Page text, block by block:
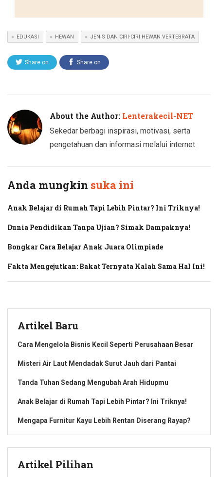
EDUKASI HEWAN JENIS DAN CIRI-CIRI HEWAN VERTEBRATA
Share on Share on
About the Author: Lenterakecil-NET
Sekedar berbagi inspirasi, motivasi, serta
pengetahuan dan informasi melalui internet
Anda mungkin suka ini
Anak Belajar di Rumah Tapi Lebih Pintar? Ini Triknya!
Dunia Pendidikan Tanpa Ujian? Simak Dampaknya!
Bongkar Cara Belajar Anak Juara Olimpiade
Fakta Mengejutkan: Bakat Ternyata Kalah Sama Hal Ini!
Artikel Baru
Cara Mengelola Bisnis Kecil Seperti Perusahaan Besar
Misteri Air Laut Mendadak Surut Jauh dari Pantai
Tanda Tuhan Sedang Mengubah Arah Hidupmu
Anak Belajar di Rumah Tapi Lebih Pintar? Ini Triknya!
Mengapa Furnitur Kayu Lebih Rentan Diserang Rayap?
Artikel Pilihan